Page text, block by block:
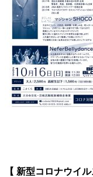
【 新型コロナウイ